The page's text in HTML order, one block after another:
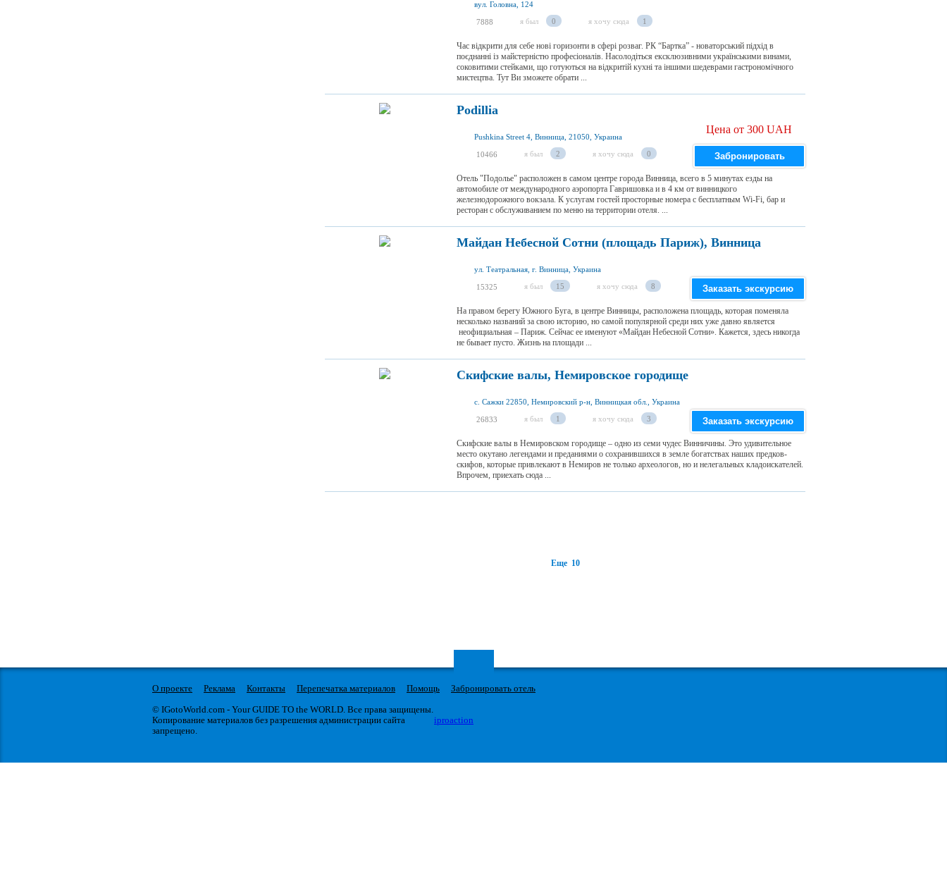
вул. Головна, 124
7888 я был 0 я хочу сюда 1
Час відкрити для себе нові горизонти в сфері розваг. РК “Бартка” - новаторський підхід в
поєднанні із майстерністю професіоналів. Насолодіться ексклюзивними українськими винами,
соковитими стейками, що готуються на відкритій кухні та іншими шедеврами гастрономічного
мистецтва. Тут Ви зможете обрати ...
Podillia
Pushkina Street 4, Винница, 21050, Украина
10466 я был 2 я хочу сюда 0
Цена от 300 UAH
Забронировать
Отель "Подолье" расположен в самом центре города Винница, всего в 5 минутах езды на
автомобиле от международного аэропорта Гавришовка и в 4 км от винницкого
железнодорожного вокзала. К услугам гостей просторные номера с бесплатным Wi-Fi, бар и
ресторан с обслуживанием по меню на территории отеля. ...
Майдан Небесной Сотни (площадь Париж), Винница
ул. Театральная, г. Винница, Украина
15325 я был 15 я хочу сюда 8 Заказать экскурсию
На правом берегу Южного Буга, в центре Винницы, расположена площадь, которая поменяла
несколько названий за свою историю, но самой популярной среди них уже давно является
неофициальная – Париж. Сейчас ее именуют «Майдан Небесной Сотни». Кажется, здесь никогда
не бывает пусто. Жизнь на площади ...
Скифские валы, Немировское городище
с. Сажки 22850, Немировский р-н, Винницкая обл., Украина
26833 я был 1 я хочу сюда 3 Заказать экскурсию
Скифские валы в Немировском городище – одно из семи чудес Винничины. Это удивительное
место окутано легендами и преданиями о сохранившихся в земле богатствах наших предков-
скифов, которые привлекают в Немиров не только археологов, но и нелегальных кладоискателей.
Впрочем, приехать сюда ...
Еще 10
О проекте Реклама Контакты Перепечатка материалов Помощь
Забронировать отель
© IGotoWorld.com - Your GUIDE TO the WORLD. Все права защищены.
Копирование материалов без разрешения администрации сайта
запрещено.
iproaction